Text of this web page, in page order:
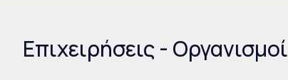
Επιχειρήσεις - Οργανισμοί